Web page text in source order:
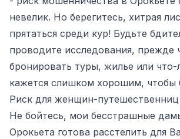
невелик. Но берегитесь, хитрая
прятаться среди кур! Будьте
проводите исследования, прежде
бронировать туры, жилье или что-
кажется слишком хорошим, чтобы
Риск для женщин-путешественниц
Не бойтесь, мои бесстрашные
Орокьета готова расстелить для